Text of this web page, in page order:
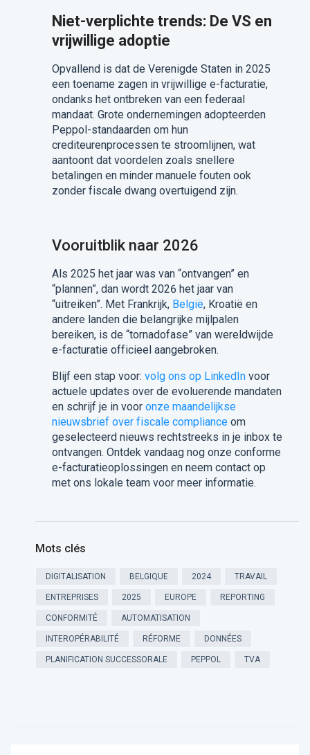
Niet-verplichte trends: De VS en
vrijwillige adoptie
Opvallend is dat de Verenigde Staten in 2025
een toename zagen in vrijwillige e-facturatie,
ondanks het ontbreken van een federaal
mandaat. Grote ondernemingen adopteerden
Peppol-standaarden om hun
crediteurenprocessen te stroomlijnen, wat
aantoont dat voordelen zoals snellere
betalingen en minder manuele fouten ook
zonder fiscale dwang overtuigend zijn.
Vooruitblik naar 2026
Als 2025 het jaar was van “ontvangen” en
“plannen”, dan wordt 2026 het jaar van
“uitreiken”. Met Frankrijk, België, Kroatië en
andere landen die belangrijke mijlpalen
bereiken, is de “tornadofase” van wereldwijde
e-facturatie officieel aangebroken.
Blijf een stap voor: volg ons op LinkedInvoor
actuele updates over de evoluerende mandaten
en schrijf je in voor onze maandelijkse
nieuwsbrief over fiscale complianceom
geselecteerd nieuws rechtstreeks in je inbox te
ontvangen. Ontdek vandaag nog onze conforme
e-facturatieoplossingen en neem contact op
met ons lokale team voor meer informatie.
Mots clés
DIGITALISATION BELGIQUE 2024 TRAVAIL
ENTREPRISES 2025 EUROPE REPORTING
CONFORMITÉ AUTOMATISATION
INTEROPÉRABILITÉ RÉFORME DONNÉES
PLANIFICATION SUCCESSORALE PEPPOL TVA